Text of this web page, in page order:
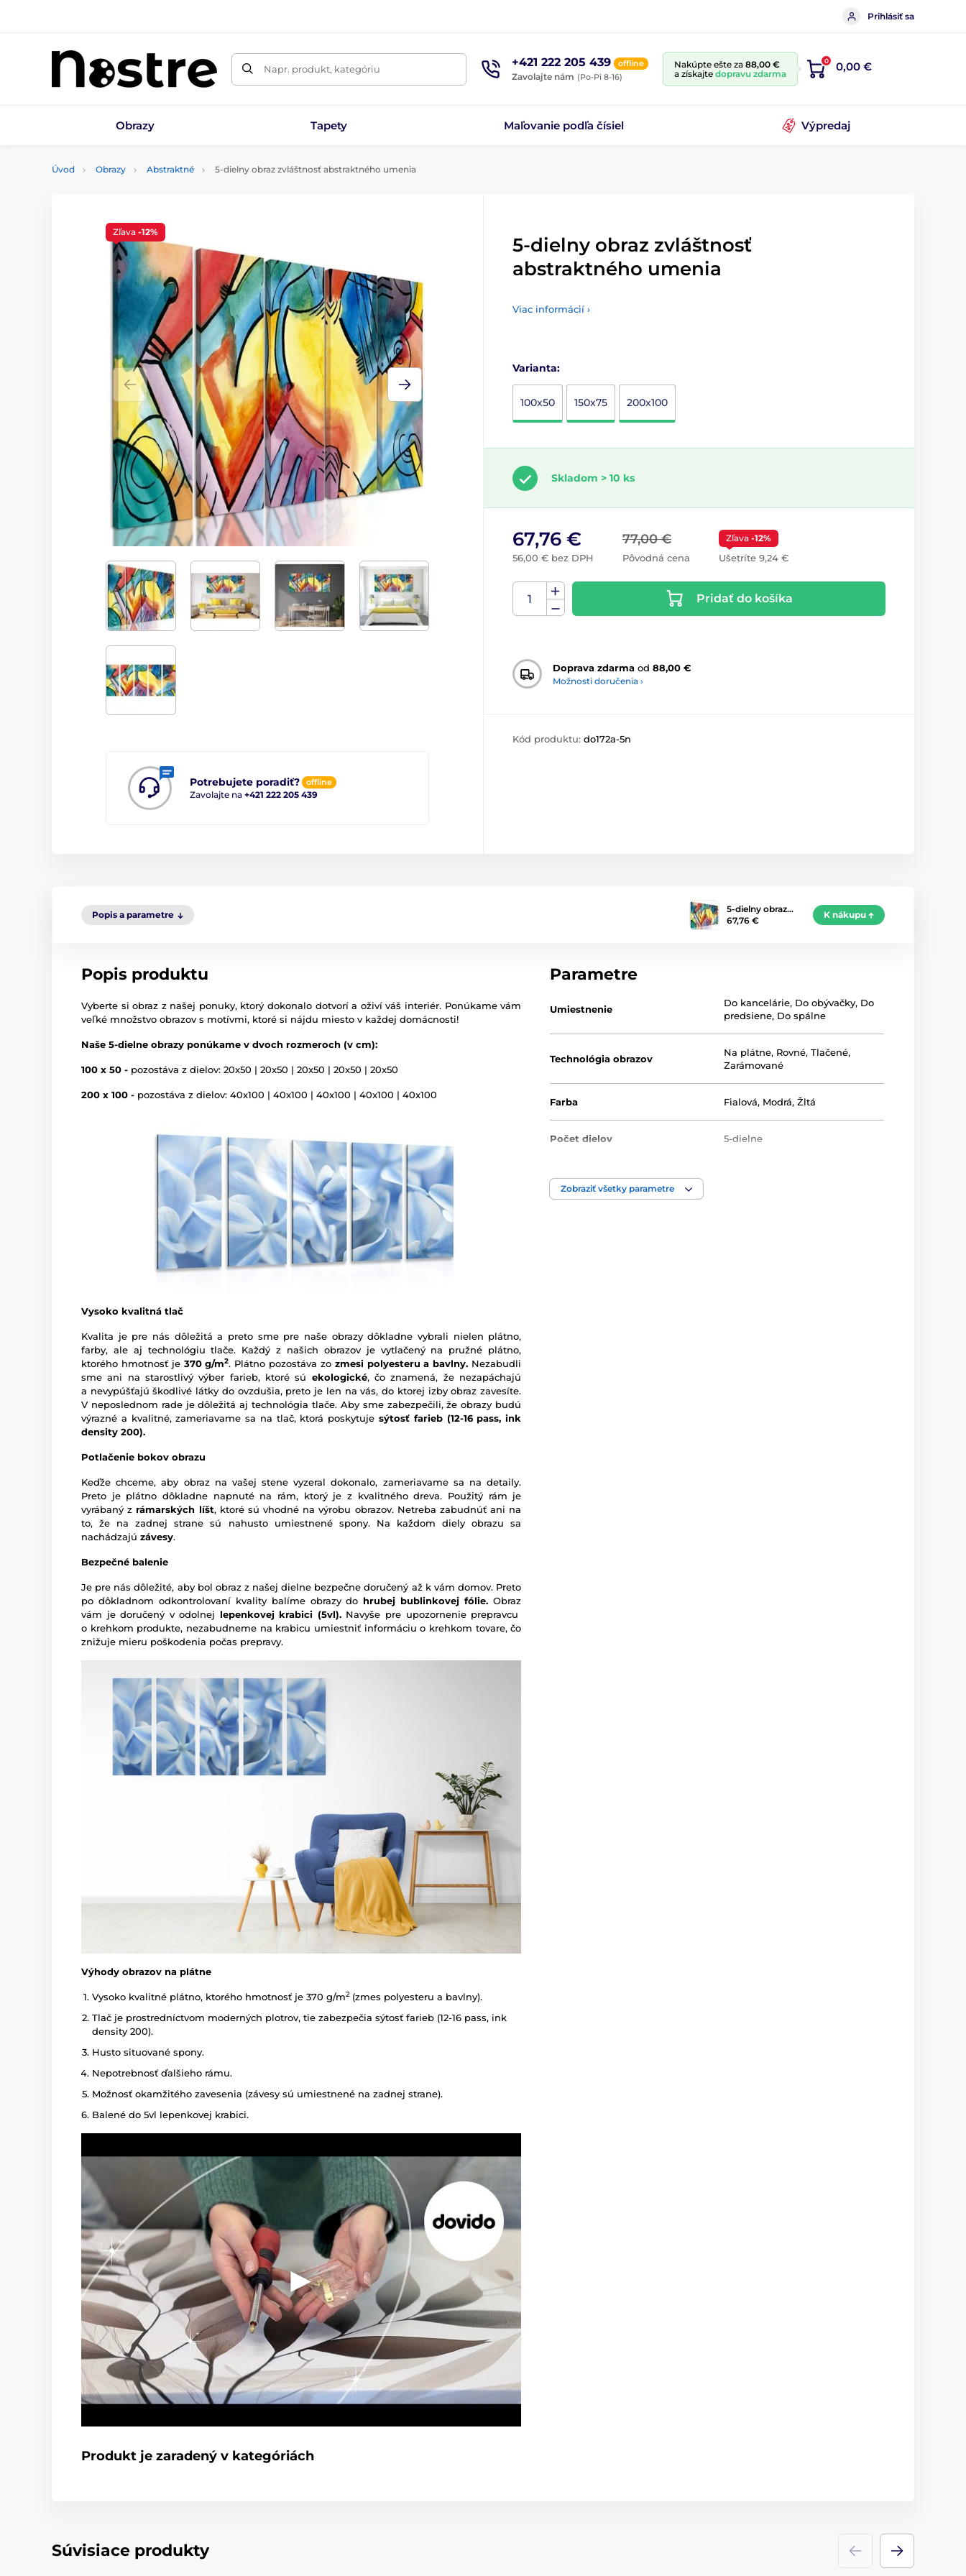
Prihlásiť sa
Napr. produkt, kategóriu +421 222 205 439 offline
Zavolajte nám (Po-Pi 8-16)
Nakúpte ešte za 88,00 €
a získajte dopravu zdarma
0 0,00 €
Obrazy Tapety Maľovanie podľa čísiel Výpredaj
Úvod Obrazy Abstraktné 5-dielny obraz zvláštnosť abstraktného umenia
Potrebujete poradiť? offline
Zavolajte na +421 222 205 439
Zľava -12%
5-dielny obraz zvláštnosť
abstraktného umenia
Viac informácií ›
Varianta:
100x50 150x75 200x100
Skladom > 10 ks
77,00 €
Pôvodná cena
67,76 €
56,00 € bez DPH
Zľava -12%
Ušetríte 9,24 €
Pridať do košíka
Doprava zdarma od 88,00 €
Možnosti doručenia ›
Kód produktu: do172a-5n
Popis a parametre
5-dielny obraz…
67,76 €
K nákupu
Popis produktu
Vyberte si obraz z našej ponuky, ktorý dokonalo dotvorí a oživí váš interiér. Ponúkame vám
veľké množstvo obrazov s motívmi, ktoré si nájdu miesto v každej domácnosti!
Naše 5-dielne obrazy ponúkame v dvoch rozmeroch (v cm):
100 x 50 - pozostáva z dielov: 20x50 | 20x50 | 20x50 | 20x50 | 20x50
200 x 100 - pozostáva z dielov: 40x100 | 40x100 | 40x100 | 40x100 | 40x100
Vysoko kvalitná tlač
Kvalita je pre nás dôležitá a preto sme pre naše obrazy dôkladne vybrali nielen plátno,
farby, ale aj technológiu tlače. Každý z našich obrazov je vytlačený na pružné plátno,
ktorého hmotnosť je 370 g/m2. Plátno pozostáva zo zmesi polyesteru a bavlny. Nezabudli
sme ani na starostlivý výber farieb, ktoré sú ekologické, čo znamená, že nezapáchajú
a nevypúšťajú škodlivé látky do ovzdušia, preto je len na vás, do ktorej izby obraz zavesíte.
V neposlednom rade je dôležitá aj technológia tlače. Aby sme zabezpečili, že obrazy budú
výrazné a kvalitné, zameriavame sa na tlač, ktorá poskytujesýtosť farieb (12-16 pass, ink
density 200).
Potlačenie bokov obrazu
Keďže chceme, aby obraz na vašej stene vyzeral dokonalo, zameriavame sa na detaily.
Preto je plátno dôkladne napnuté na rám, ktorý je z kvalitného dreva. Použitý rám je
vyrábaný z rámarských líšt, ktoré sú vhodné na výrobu obrazov. Netreba zabudnúť ani na
to, že na zadnej strane sú nahusto umiestnené spony. Na každom diely obrazu sa
nachádzajú závesy.
Bezpečné balenie
Je pre nás dôležité, aby bol obraz z našej dielne bezpečne doručený až k vám domov. Preto
po dôkladnom odkontrolovaní kvality balíme obrazy do hrubej bublinkovej fólie. Obraz
vám je doručený v odolnej lepenkovej krabici (5vl).Navyše pre upozornenie prepravcu
o krehkom produkte, nezabudneme na krabicu umiestniť informáciu o krehkom tovare, čo
znižuje mieru poškodenia počas prepravy.
Výhody obrazov na plátne
Vysoko kvalitné plátno, ktorého hmotnosť je 370 g/m2 (zmes polyesteru a bavlny).
Tlač je prostredníctvom moderných plotrov, tie zabezpečia sýtosť farieb (12-16 pass, ink
density 200).
Husto situované spony.
Nepotrebnosť ďalšieho rámu.
Možnosť okamžitého zavesenia (závesy sú umiestnené na zadnej strane).
Balené do 5vl lepenkovej krabici.
Produkt je zaradený v kategóriách
Parametre
Umiestnenie
Do kancelárie, Do obývačky, Do
predsiene, Do spálne
Technológia obrazov
Na plátne, Rovné,Tlačené,
Zarámované
Farba Fialová, Modrá,Žltá
Počet dielov 5-dielne
Zobraziť všetky parametre
Súvisiace produkty